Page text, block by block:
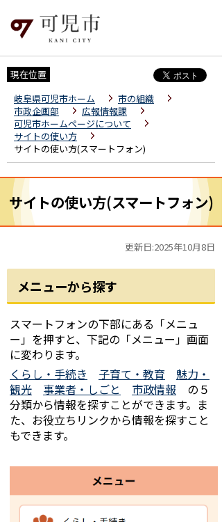
現在位置
岐阜県可児市ホーム
市の組織
市政企画部
広報情報課
可児市ホームページについて
サイトの使い方
サイトの使い方(スマートフォン)
サイトの使い方(スマートフォン)
更新日:2025年10月8日
メニューから探す
スマートフォンの下部にある「メニュ
ー」を押すと、下記の「メニュー」画面
に変わります。
くらし・手続き
子育て・教育
魅力・
観光
事業者・しごと 市政情報 の５
分類から情報を探すことができます。ま
た、お役立ちリンクから情報を探すこと
もできます。